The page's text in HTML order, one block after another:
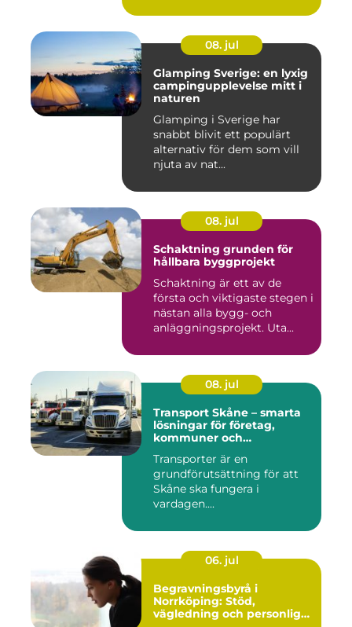
08. jul
Glamping Sverige: en lyxig
campingupplevelse mitt i
naturen
Glamping i Sverige har
snabbt blivit ett populärt
alternativ för dem som vill
njuta av nat...
08. jul
Schaktning grunden för
hållbara byggprojekt
Schaktning är ett av de
första och viktigaste stegen i
nästan alla bygg- och
anläggningsprojekt. Uta...
08. jul
Transport Skåne – smarta
lösningar för företag,
kommuner och
Transporter är en
grundförutsättning för att
Skåne ska fungera i
vardagen....
06. jul
Begravningsbyrå i
Norrköping: Stöd,
vägledning och personliga